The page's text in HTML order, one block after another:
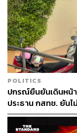
POLITICS
ปกรณ์ยืนยันเดินหน้
ประธาน กสทช. ยัน